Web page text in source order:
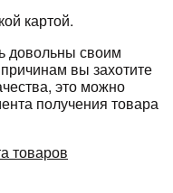
картой.
довольны своим
вы захотите
это можно
получения товара
товаров